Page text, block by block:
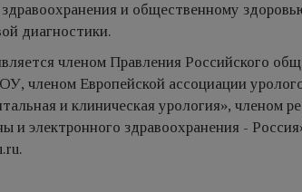
здравоохранения и общественному
диагностики.
членом Правления Российского
членом Европейской ассоциации
и клиническая урология»,
и электронного здравоохранения -